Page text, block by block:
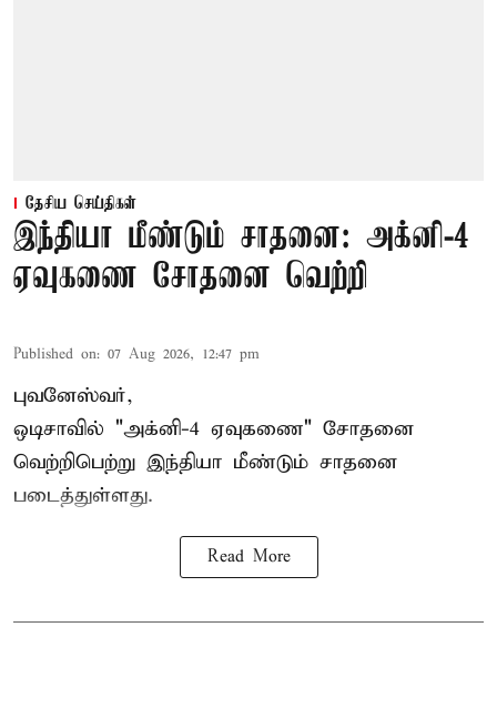
தேசிய செய்திகள்
இந்தியா மீண்டும் சாதனை: அக்னி-4
ஏவுகணை சோதனை வெற்றி
Published on: 07 Aug 2026, 12:47 pm
புவனேஸ்வர்,
ஒடிசாவில் "அக்னி-4 ஏவுகணை" சோதனை
வெற்றிபெற்று இந்தியா மீண்டும் சாதனை
படைத்துள்ளது.
Read More